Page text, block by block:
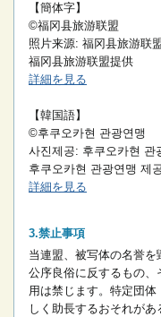
【簡体字】
©福冈县旅游联盟
照片来源: 福冈县旅游联
福冈县旅游联盟提供
詳細を見る
【韓国語】
©후쿠오카현 관광연맹
사진제공: 후쿠오카현 관
후쿠오카현 관광연맹 제
詳細を見る
禁止事項
当連盟、被写体の名誉を
公序良俗に反するもの
用は禁じます。 特定団体
しく助長するおそれがあ